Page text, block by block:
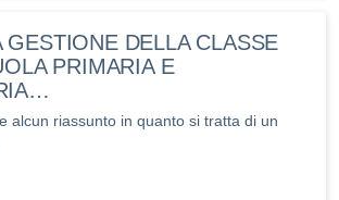
GESTIONE DELLA CLASSE
PRIMARIA E
alcun riassunto in quanto si tratta di un